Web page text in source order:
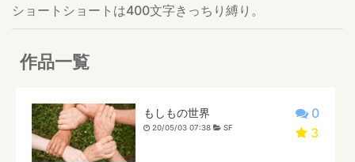
ショートショートは400文字きっちり縛り。
作品一覧
0
3
もしもの世界
20/05/03 07:38 SF